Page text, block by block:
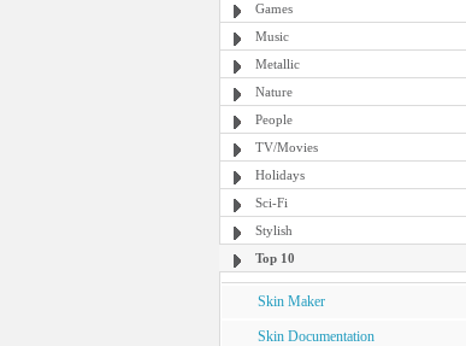
Games
Music
Metallic
Nature
People
TV/Movies
Holidays
Sci-Fi
Stylish
Top 10
Skin Maker
Skin Documentation